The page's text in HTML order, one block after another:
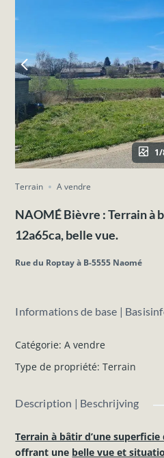
Terrain A vendre
NAOMÉ Bièvre : Terrain à
12a65ca, belle vue.
Rue du Roptay à B-5555 Naomé
Informations de base |
Catégorie: A vendre
Type de propriété: Terrain
Description | Beschrijving
Terrain à bâtir d’une
offrant une belle vue et